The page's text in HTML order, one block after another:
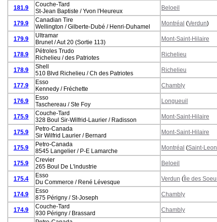
181.9
Couche-Tard
St-Jean Baptiste / Yvon l'Heureux
Beloeil
179.9
Canadian Tire
Wellington / Gilberte-Dubé / Henri-Duhamel
Montréal (Verdun)
179.9
Ultramar
Brunet / Aut 20 (Sortie 113)
Mont-Saint-Hilaire
178.9
Pétroles Trudo
Richelieu / des Patriotes
Richelieu
178.9
Shell
510 Blvd Richelieu / Ch des Patriotes
Richelieu
177.9
Esso
Kennedy / Fréchette
Chambly
176.9
Esso
Taschereau / Ste Foy
Longueuil
175.9
Couche-Tard
328 Boul Sir-Wilfrid-Laurier / Radisson
Mont-Saint-Hilaire
175.9
Petro-Canada
Sir Wilfrid Laurier / Bernard
Mont-Saint-Hilaire
175.9
Petro-Canada
8545 Langelier / P-E Lamarche
Montréal (Saint-
175.9
Crevier
265 Boul De L'industrie
Beloeil
175.4
Esso
Du Commerce / René Lévesque
Verdun (Île des
174.9
Esso
875 Périgny / St-Joseph
Chambly
174.9
Couche-Tard
930 Périgny / Brassard
Chambly